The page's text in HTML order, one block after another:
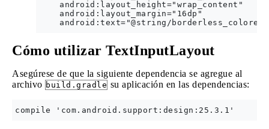
    android:layout_height="wrap_content"
    android:layout_margin="16dp"
Cómo utilizar TextInputLayout
Asegúrese de que la siguiente dependencia se agregue al
archivo build.gradle su aplicación en las dependencias: